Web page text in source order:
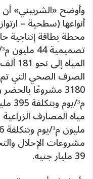
وأوضح «الشربيني»
الصرف الصحي التي تم
مشروعات الإحلال
39 مليار جنيه.